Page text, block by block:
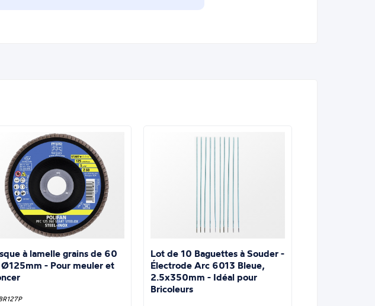
à lamelle grains de 60
- Pour meuler et
Lot de 10 Baguettes à Souder -
Électrode Arc 6013 Bleue,
2.5x350mm - Idéal pour
Bricoleurs